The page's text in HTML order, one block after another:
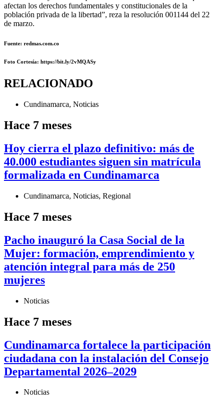
afectan los derechos fundamentales y constitucionales de la
población privada de la libertad”, reza la resolución 001144 del 22
de marzo.
Fuente: redmas.com.co
Foto Cortesía: https://bit.ly/2vMQASy
RELACIONADO
Cundinamarca, Noticias
Hace 7 meses
Hoy cierra el plazo definitivo: más de
40.000 estudiantes siguen sin matrícula
formalizada en Cundinamarca
Cundinamarca, Noticias, Regional
Hace 7 meses
Pacho inauguró la Casa Social de la
Mujer: formación, emprendimiento y
atención integral para más de 250
mujeres
Noticias
Hace 7 meses
Cundinamarca fortalece la participación
ciudadana con la instalación del Consejo
Departamental 2026–2029
Noticias